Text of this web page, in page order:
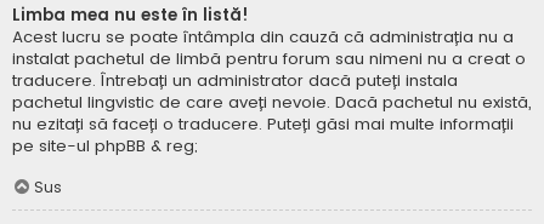
Limba mea nu este în listă!
Acest lucru se poate întâmpla din cauză că administrația nu a
instalat pachetul de limbă pentru forum sau nimeni nu a creat o
traducere. Întrebați un administrator dacă puteți instala
pachetul lingvistic de care aveți nevoie. Dacă pachetul nu există,
nu ezitați să faceți o traducere. Puteți găsi mai multe informații
pe site-ul phpBB & reg;
Sus